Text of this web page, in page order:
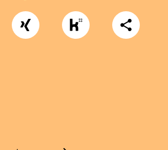
Xing
https://www.kununu.com/de/deutsche-
rentenversicherung-
nordbayern6
Teilen